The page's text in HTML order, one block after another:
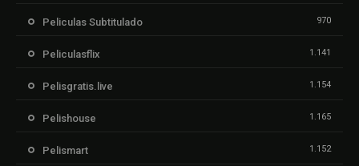
Peliculas Subtitulado 970
Peliculasflix 1.141
Pelisgratis.live 1.154
Pelishouse 1.165
Pelismart 1.152